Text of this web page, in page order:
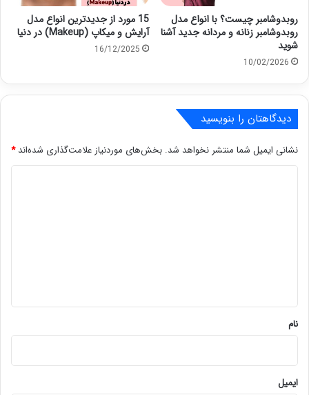
روبدوشامبر چیست؟ با انواع مدل
روبدوشامبر زنانه و مردانه جدید آشنا
شوید
10/02/2026
15 مورد از جدیدترین انواع مدل
آرایش و میکاپ (Makeup) در دنیا
16/12/2025
دیدگاهتان را بنویسید
نشانی ایمیل شما منتشر نخواهد شد. بخش‌های موردنیاز علامت‌گذاری شده‌اند*
نام
ایمیل